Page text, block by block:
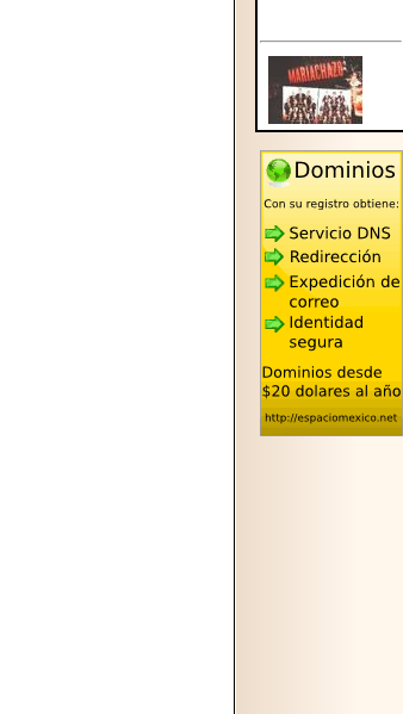
2026-05-25
"MARIACHAZO"
REÚNE A LAS
LEYENDAS
MARIACHI VARGAS
Y NUEVO
TECALITLÁN EN LA
ARENA CDMX.